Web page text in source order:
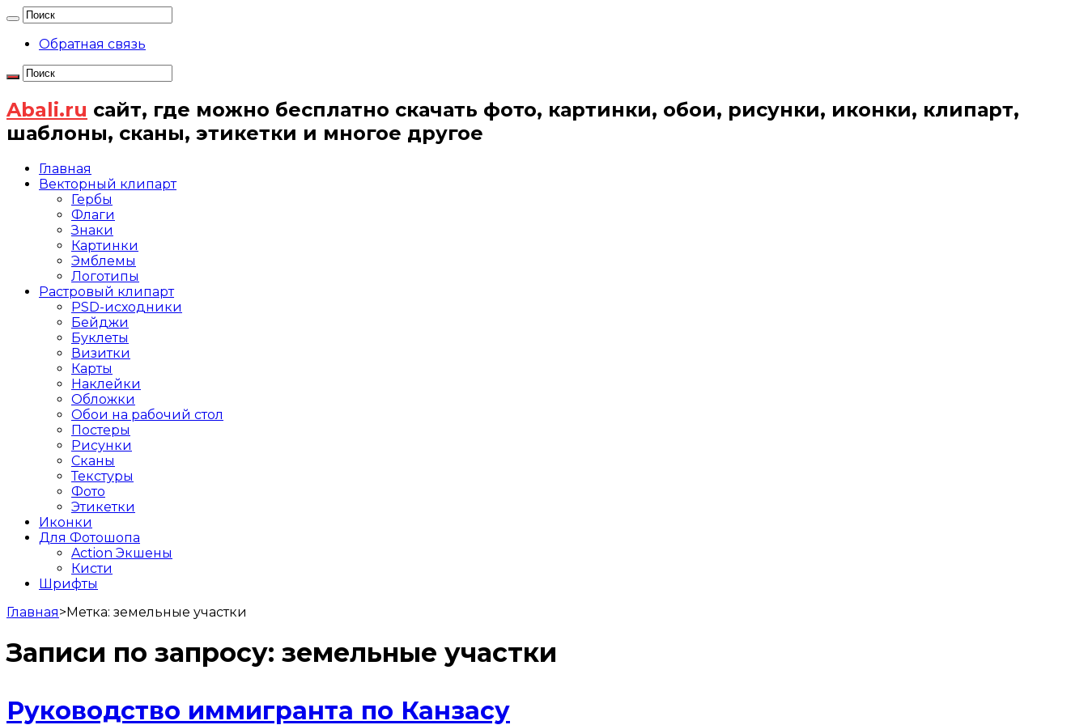
Обратная связь
Abali.ru сайт, где можно бесплатно скачать фото, картинки, обои, рисунки, иконки, клипарт,
шаблоны, сканы, этикетки и многое другое
Главная
Векторный клипарт
Гербы
Флаги
Знаки
Картинки
Эмблемы
Логотипы
Растровый клипарт
PSD-исходники
Бейджи
Буклеты
Визитки
Карты
Наклейки
Обложки
Обои на рабочий стол
Постеры
Рисунки
Сканы
Текстуры
Фото
Этикетки
Иконки
Для Фотошопа
Action Экшены
Кисти
Шрифты
Главная>Метка: земельные участки
Записи по запросу: земельные участки
Руководство иммигранта по Канзасу